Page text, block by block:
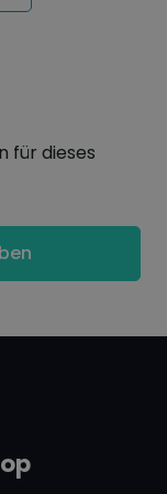
für dieses